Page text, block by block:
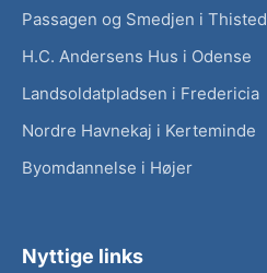
Passagen og Smedjen i Thisted
H.C. Andersens Hus i Odense
Landsoldatpladsen i Fredericia
Nordre Havnekaj i Kerteminde
Byomdannelse i Højer
Nyttige links